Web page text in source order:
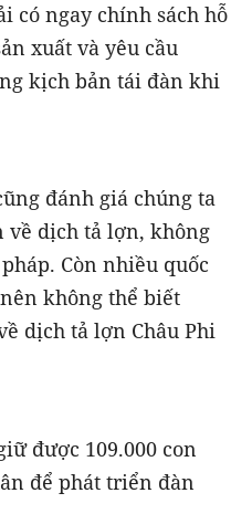
có ngay chính sách hỗ
xuất và yêu cầu
kịch bản tái đàn khi
đánh giá chúng ta
dịch tả lợn, không
Còn nhiều quốc
không thể biết
dịch tả lợn Châu Phi
được 109.000 con
để phát triển đàn